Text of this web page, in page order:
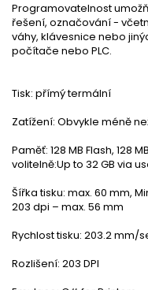
Programovatelnost
řešení, označování -
váhy, klávesnice nebo
počítače nebo PLC.
Tisk: přímý termální
Zatížení: Obvykle méně
Paměť: 128 MB Flash, 128
volitelně:Up to 32 GB via
Šířka tisku: max. 60 mm,
203 dpi – max. 56 mm
Rychlost tisku: 203.2 mm/
Rozlišení: 203 DPI